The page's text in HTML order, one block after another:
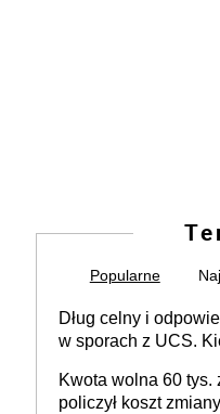
Popularne
Dług celny i
w sporach z UCS.
Kwota wolna 60 tys.
policzył koszt